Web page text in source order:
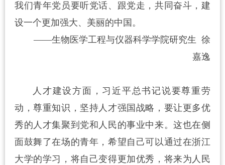
我们青年党员要听党话、跟党走，共同奋斗，建
设一个更加强大、美丽的中国。
——生物医学工程与仪器科学学院研究生 徐
嘉逸
人才建设方面，习近平总书记说要尊重劳
动，尊重知识，坚持人才强国战略，要让更多优
秀的人才集聚到党和人民的事业中来。这也在侧
面鼓舞了在场的青年，希望自己可以通过在浙江
大学的学习，将自己变得更加优秀，将来为人民